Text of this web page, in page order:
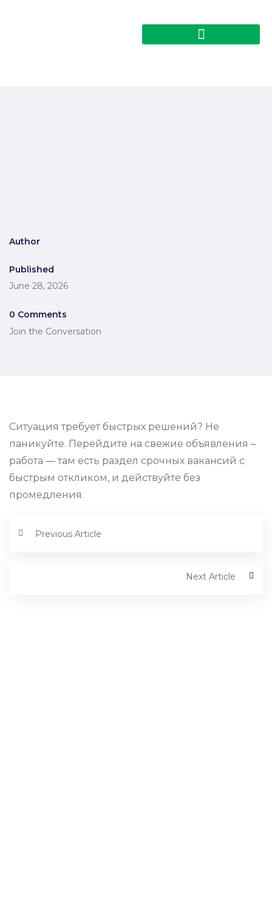
Author
Published
June 28, 2026
0 Comments
Join the Conversation
Ситуация требует быстрых решений? Не
паникуйте. Перейдите на свежие объявления –
работа — там есть раздел срочных вакансий с
быстрым откликом, и действуйте без
промедления.
Previous Article
Next Article